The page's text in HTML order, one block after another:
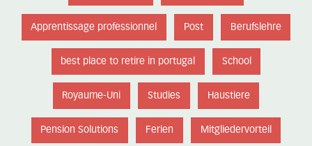
Apprentissage professionnel Post Berufslehre
best place to retire in portugal School
Royaume-Uni Studies Haustiere
Pension Solutions Ferien Mitgliedervorteil